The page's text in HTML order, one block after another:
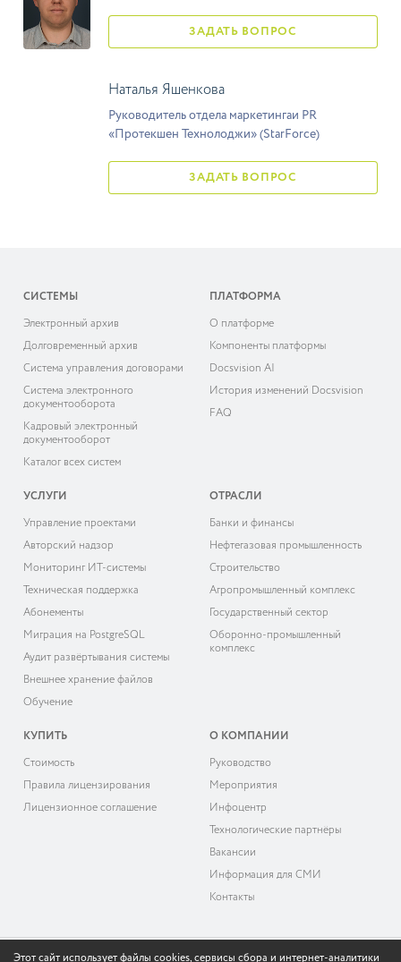
ЗАДАТЬ ВОПРОС
Наталья Яшенкова
Руководитель отдела маркетингаи PR
«Протекшен Технолоджи» (StarForce)
ЗАДАТЬ ВОПРОС
СИСТЕМЫ
Электронный архив
Долговременный архив
Система управления договорами
Система электронного
документооборота
Кадровый электронный
документооборот
Каталог всех систем
ПЛАТФОРМА
О платформе
Компоненты платформы
Docsvision AI
История изменений Docsvision
FAQ
УСЛУГИ
Управление проектами
Авторский надзор
Мониторинг ИТ-системы
Техническая поддержка
Абонементы
Миграция на PostgreSQL
Аудит развёртывания системы
Внешнее хранение файлов
Обучение
ОТРАСЛИ
Банки и финансы
Нефтегазовая промышленность
Строительство
Агропромышленный комплекс
Государственный сектор
Оборонно-промышленный
комплекс
КУПИТЬ
Cтоимость
Правила лицензирования
Лицензионное соглашение
О КОМПАНИИ
Руководство
Мероприятия
Инфоцентр
Технологические партнёры
Вакансии
Информация для СМИ
Контакты
Этот сайт использует файлы cookies, сервисы сбора и интернет-аналитики